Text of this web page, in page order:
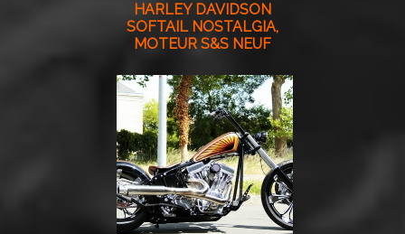
HARLEY DAVIDSON
SOFTAIL NOSTALGIA,
MOTEUR S&S NEUF